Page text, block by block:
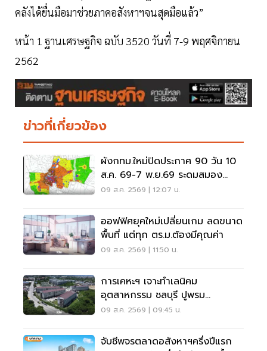
คลังได้ยื่นมือมาช่วยภาคอสังหาฯจนสุดมือแล้ว”
หน้า 1 ฐานเศรษฐกิจ ฉบับ 3520 วันที่ 7-9 พฤศจิกายน
2562
ข่าวที่เกี่ยวข้อง
ผังกทม.ใหม่ปิดประกาศ 90 วัน 10
ส.ค. 69-7 พ.ย.69 ระดมสมอง
ประชาชนแก้ไขอะไรได้บ้าง
09 ส.ค. 2569 | 12:07 น.
ออฟฟิศยุคใหม่เปลี่ยนเกม ลดขนาด
พื้นที่ แต่ทุก ตร.ม.ต้องมีคุณค่า
09 ส.ค. 2569 | 11:50 น.
การเคหะฯ เจาะทำเลนิคม
อุตสาหกรรม ชลบุรี ปูพรม
46โครงการที่อยู่อาศัยรับEECบูม
09 ส.ค. 2569 | 09:45 น.
จับชีพจรตลาดอสังหาฯครึ่งปีแรก